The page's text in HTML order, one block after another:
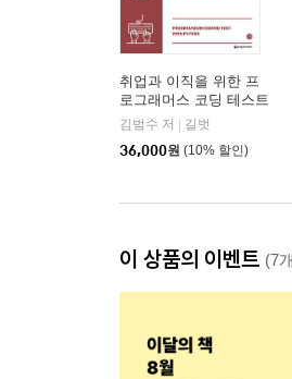
취업과 이직을 위한 프
로그래머스 코딩 테스트
문제 풀이 전략 : 파이썬
김범수 저
길벗
36,000원 (10% 할인)
이 상품의 이벤트 (7